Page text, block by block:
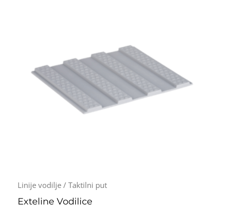
Linije vodilje / Taktilni put
Exteline Vodilice